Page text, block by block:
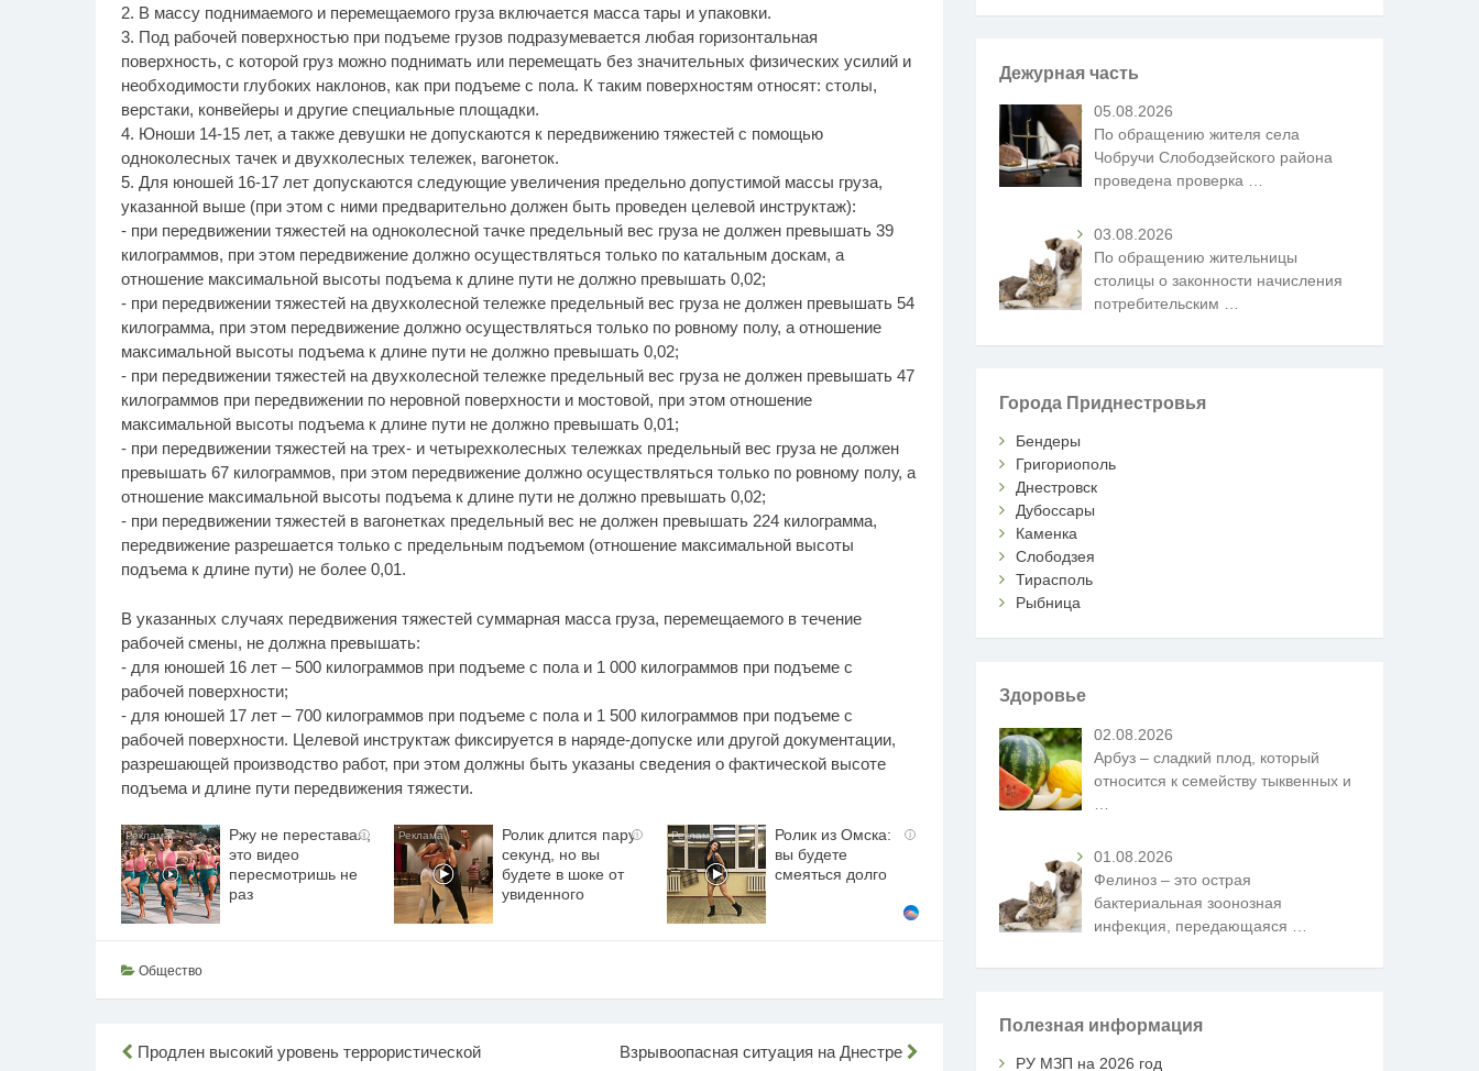
2. В массу поднимаемого и перемещаемого груза включается масса тары и упаковки.
3. Под рабочей поверхностью при подъеме грузов подразумевается любая горизонтальная
поверхность, с которой груз можно поднимать или перемещать без значительных физических усилий и
необходимости глубоких наклонов, как при подъеме с пола. К таким поверхностям относят: столы,
верстаки, конвейеры и другие специальные площадки.
4. Юноши 14-15 лет, а также девушки не допускаются к передвижению тяжестей с помощью
одноколесных тачек и двухколесных тележек, вагонеток.
5. Для юношей 16-17 лет допускаются следующие увеличения предельно допустимой массы груза,
указанной выше (при этом с ними предварительно должен быть проведен целевой инструктаж):
- при передвижении тяжестей на одноколесной тачке предельный вес груза не должен превышать 39
килограммов, при этом передвижение должно осуществляться только по катальным доскам, а
отношение максимальной высоты подъема к длине пути не должно превышать 0,02;
- при передвижении тяжестей на двухколесной тележке предельный вес груза не должен превышать 54
килограмма, при этом передвижение должно осуществляться только по ровному полу, а отношение
максимальной высоты подъема к длине пути не должно превышать 0,02;
- при передвижении тяжестей на двухколесной тележке предельный вес груза не должен превышать 47
килограммов при передвижении по неровной поверхности и мостовой, при этом отношение
максимальной высоты подъема к длине пути не должно превышать 0,01;
- при передвижении тяжестей на трех- и четырехколесных тележках предельный вес груза не должен
превышать 67 килограммов, при этом передвижение должно осуществляться только по ровному полу, а
отношение максимальной высоты подъема к длине пути не должно превышать 0,02;
- при передвижении тяжестей в вагонетках предельный вес не должен превышать 224 килограмма,
передвижение разрешается только с предельным подъемом (отношение максимальной высоты
подъема к длине пути) не более 0,01.
В указанных случаях передвижения тяжестей суммарная масса груза, перемещаемого в течение
рабочей смены, не должна превышать:
- для юношей 16 лет – 500 килограммов при подъеме с пола и 1 000 килограммов при подъеме с
рабочей поверхности;
- для юношей 17 лет – 700 килограммов при подъеме с пола и 1 500 килограммов при подъеме с
рабочей поверхности. Целевой инструктаж фиксируется в наряде-допуске или другой документации,
разрешающей производство работ, при этом должны быть указаны сведения о фактической высоте
подъема и длине пути передвижения тяжести.
i
Ржу не переставая,
это видео
пересмотришь не
раз
i
Ролик длится пару
секунд, но вы
будете в шоке от
увиденного
i
Ролик из Омска:
вы будете
смеяться долго
Общество
Навигация
Продлен высокий уровень террористической
Взрывоопасная ситуация на Днестре
Дежурная часть
05.08.2026
По обращению жителя села
Чобручи Слободзейского района
проведена проверка …
03.08.2026
По обращению жительницы
столицы о законности начисления
потребительским
Города Приднестровья
Бендеры
Григориополь
Днестровск
Дубоссары
Каменка
Слободзея
Тирасполь
Рыбница
Здоровье
02.08.2026
Арбуз – сладкий плод, который
относится к семейству тыквенных и
01.08.2026
Фелиноз – это острая
бактериальная зоонозная
инфекция, передающаяся
Полезная информация
РУ МЗП на 2026 год